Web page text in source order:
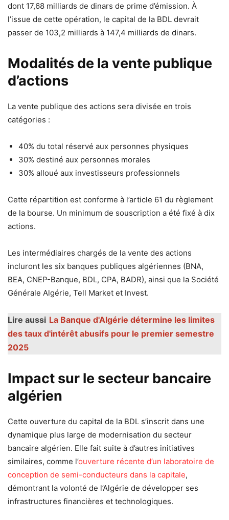
dont 17,68 milliards de dinars de prime d’émission. À
l’issue de cette opération, le capital de la BDL devrait
passer de 103,2 milliards à 147,4 milliards de dinars.
Modalités de la vente publique
d’actions
La vente publique des actions sera divisée en trois
catégories :
40% du total réservé aux personnes physiques
30% destiné aux personnes morales
30% alloué aux investisseurs professionnels
Cette répartition est conforme à l’article 61 du règlement
de la bourse. Un minimum de souscription a été fixé à dix
actions.
Les intermédiaires chargés de la vente des actions
incluront les six banques publiques algériennes (BNA,
BEA, CNEP-Banque, BDL, CPA, BADR), ainsi que la Société
Générale Algérie, Tell Market et Invest.
Lire aussi La Banque d'Algérie détermine les limites
des taux d'intérêt abusifs pour le premier semestre
2025
Impact sur le secteur bancaire
algérien
Cette ouverture du capital de la BDL s’inscrit dans une
dynamique plus large de modernisation du secteur
bancaire algérien. Elle fait suite à d’autres initiatives
similaires, comme l’ouverture récente d’un laboratoire de
conception de semi-conducteurs dans la capitale,
démontrant la volonté de l’Algérie de développer ses
infrastructures financières et technologiques.